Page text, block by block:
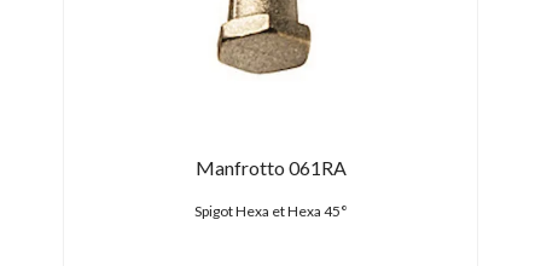
Manfrotto 061RA
Spigot Hexa et Hexa 45°